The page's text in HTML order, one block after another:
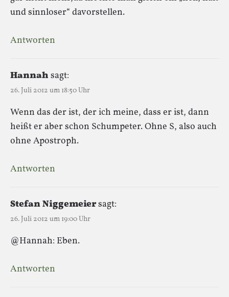
und sinnloser“ davorstellen.
Antworten
Hannah sagt:
26. Juli 2012 um 18:50 Uhr
Wenn das der ist, der ich meine, dass er ist, dann
heißt er aber schon Schumpeter. Ohne S, also auch
ohne Apostroph.
Antworten
Stefan Niggemeiersagt:
26. Juli 2012 um 19:00 Uhr
@Hannah: Eben.
Antworten